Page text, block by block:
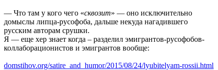
— Что там у кого чего «сквозит» — оно исключительно
домыслы липца-русофоба, дальше некуда нагадившего
русским авторам срушки.
Я — еще хер знает когда – разделил эмигрантов-русофобов-
коллаборационистов и эмигрантов вообще:
domstihov.org/satire_and_humor/2015/08/24/lyubitelyam-rossii.html